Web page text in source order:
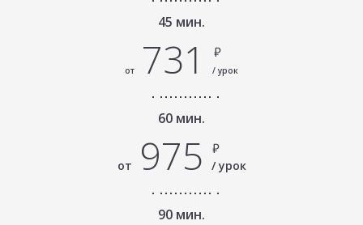
45 мин.
от 731 ₽
/ урок
60 мин.
от 975 ₽
/ урок
90 мин.